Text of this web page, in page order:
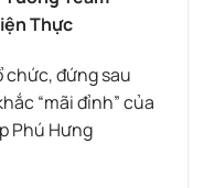
Thực
chức, đứng sau
“mãi đỉnh” của
Phú Hưng